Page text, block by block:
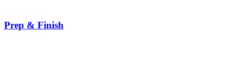
Prep & Finish